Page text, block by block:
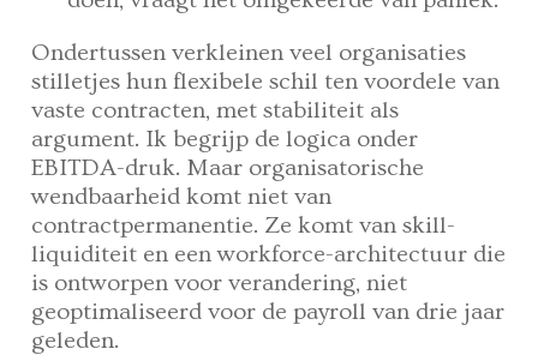
Ondertussen verkleinen veel organisaties
stilletjes hun flexibele schil ten voordele van
vaste contracten, met stabiliteit als
argument. Ik begrijp de logica onder
EBITDA-druk. Maar organisatorische
wendbaarheid komt niet van
contractpermanentie. Ze komt van skill-
liquiditeit en een workforce-architectuur die
is ontworpen voor verandering, niet
geoptimaliseerd voor de payroll van drie jaar
geleden.